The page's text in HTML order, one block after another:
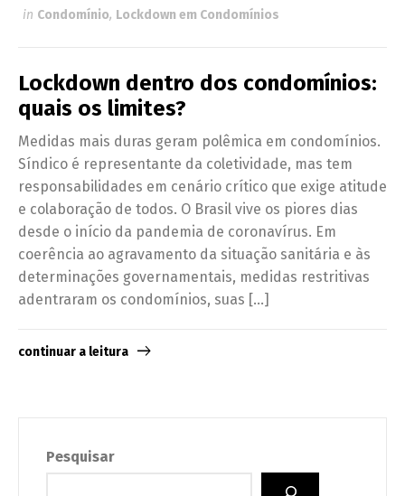
in Condomínio, Lockdown em Condomínios
Lockdown dentro dos condomínios:
quais os limites?
Medidas mais duras geram polêmica em condomínios.
Síndico é representante da coletividade, mas tem
responsabilidades em cenário crítico que exige atitude
e colaboração de todos. O Brasil vive os piores dias
desde o início da pandemia de coronavírus. Em
coerência ao agravamento da situação sanitária e às
determinações governamentais, medidas restritivas
adentraram os condomínios, suas […]
continuar a leitura
Pesquisar